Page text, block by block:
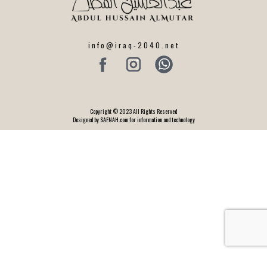
info@iraq-2040.net
Copyright © 2023 All Rights Reserved
Designed by SAFNAH.com for information and technology